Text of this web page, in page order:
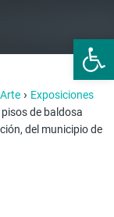
Abrir
› Exposiciones
de baldosa
del municipio de